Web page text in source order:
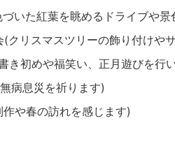
いた紅葉を眺めるドライブや景
クリスマスツリーの飾り付けや
き初めや福笑い、正月遊びを行
病息災を祈ります)
や春の訪れを感じます)